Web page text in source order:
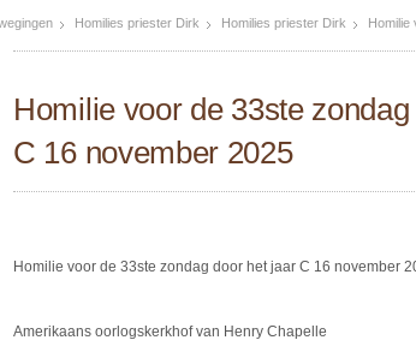
Homilies priester Dirk Homilies priester Dirk Homilie
Homilie voor de 33ste
C 16 november 2025
Homilie voor de 33ste zondag door het jaar C 16 november
Amerikaans oorlogskerkhof van Henry Chapelle